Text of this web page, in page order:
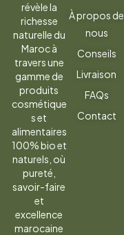
révèle la
richesse
naturelle du
Maroc à
travers une
gamme de
produits
cosmétique
s et
alimentaires
100% bio et
naturels, où
pureté,
savoir-faire
et
excellence
marocaine
À propos de
nous
Conseils
Livraison
FAQs
Contact